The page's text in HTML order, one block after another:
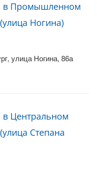
в Промышленном
Ногина)
улица Ногина, 86а
Центральном
Степана